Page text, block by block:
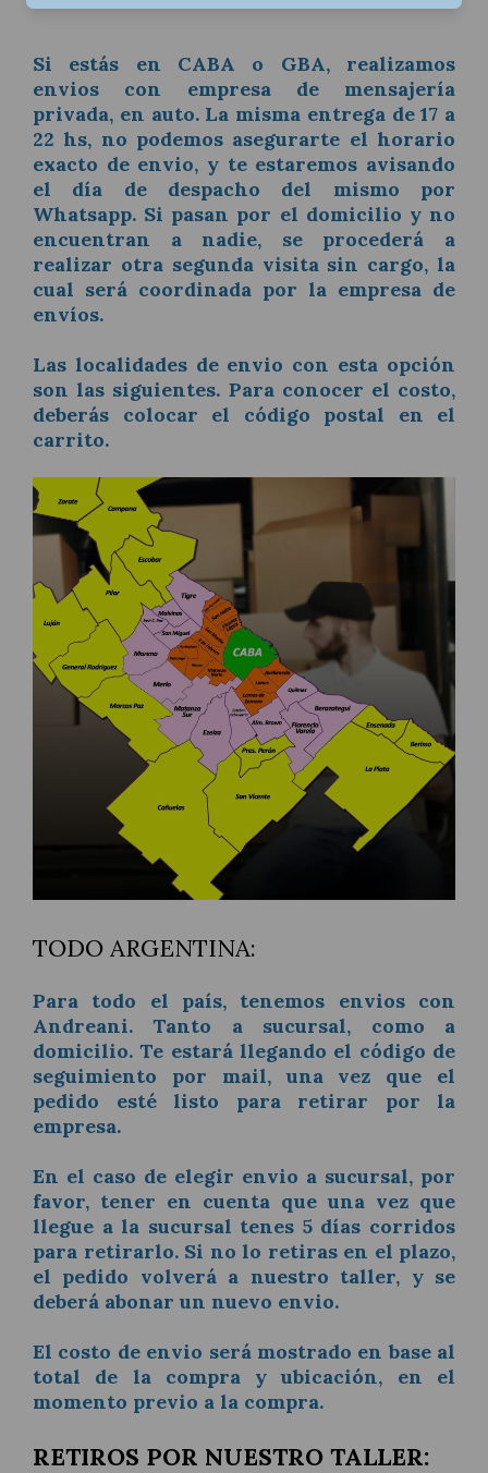
Si estás en CABA o GBA, realizamos
envios con empresa de mensajería
privada, en auto. La misma entrega de 17 a
22 hs, no podemos asegurarte el horario
exacto de envio, y te estaremos avisando
el día de despacho del mismo por
Whatsapp. Si pasan por el domicilio y no
encuentran a nadie, se procederá a
realizar otra segunda visita sin cargo, la
cual será coordinada por la empresa de
envíos.
Las localidades de envio con esta opción
son las siguientes. Para conocer el costo,
deberás colocar el código postal en el
carrito.
TODO ARGENTINA:
Para todo el país, tenemos envios con
Andreani. Tanto a sucursal, como a
domicilio. Te estará llegando el código de
seguimiento por mail, una vez que el
pedido esté listo para retirar por la
empresa.
En el caso de elegir envio a sucursal, por
favor, tener en cuenta que una vez que
llegue a la sucursal tenes 5 días corridos
para retirarlo. Si no lo retiras en el plazo,
el pedido volverá a nuestro taller, y se
deberá abonar un nuevo envio.
El costo de envio será mostrado en base al
total de la compra y ubicación, en el
momento previo a la compra.
RETIROS POR NUESTRO TALLER: